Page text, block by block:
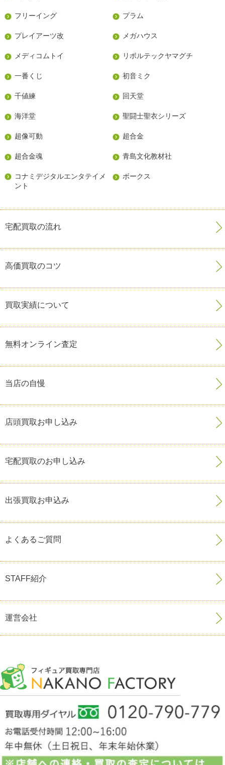
フリーイング プラム
プレイアーツ改 メガハウス
メディコムトイ リボルテックヤマグチ
一番くじ 初音ミク
千値練 回天堂
海洋堂 聖闘士聖衣シリーズ
超像可動 超合金
超合金魂 青島文化教材社
コナミデジタルエンタテイメ
ント
ボークス
宅配買取の流れ
高価買取のコツ
買取実績について
無料オンライン査定
当店の自慢
店頭買取お申し込み
宅配買取のお申し込み
出張買取お申込み
よくあるご質問
STAFF紹介
運営会社